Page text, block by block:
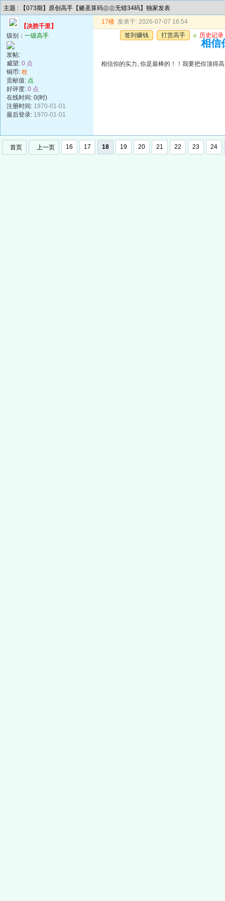
主题 : 【073期】原创高手【赌圣算码㊣㊣无错34码】独家发表
【决胜千里】
级别： 一级高手
发帖:
威望: 0 点
铜币: 枚
贡献值: 点
好评度: 0 点
在线时间: 0(时)
注册时间: 1970-01-01
最后登录: 1970-01-01
17楼 发表于: 2026-07-07 16:54
签到赚钱
打赏高手 u 历史记录
相信
相信你的实力, 你是最棒的！！我要把你顶得
首页 上一页 16 17 18 19 20 21 22 23 24